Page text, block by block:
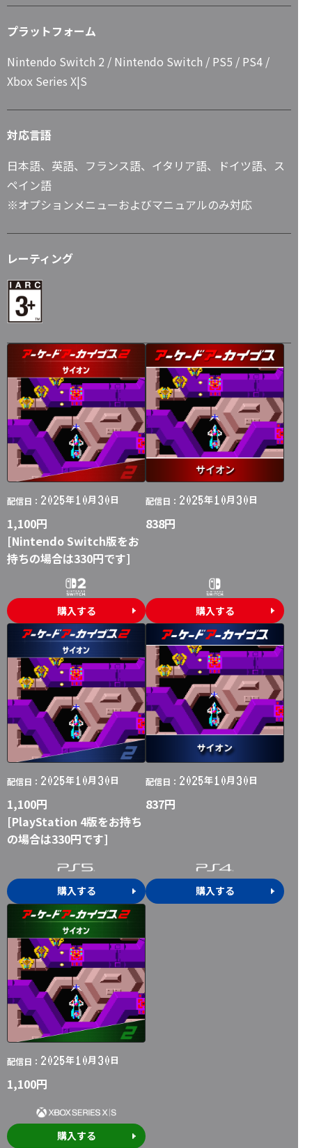
プラットフォーム
Nintendo Switch 2 / Nintendo Switch / PS5 / PS4 /
Xbox Series X|S
対応言語
日本語、英語、フランス語、イタリア語、ドイツ語、ス
ペイン語
※オプションメニューおよびマニュアルのみ対応
レーティング
配信日： 2025年10月 30日
1,100円
[Nintendo Switch版をお
持ちの場合は330円です]
購入する
配信日： 2025年10月 30日
838円
購入する
配信日： 2025年10月 30日
1,100円
[PlayStation 4版をお持ち
の場合は330円です]
購入する
配信日： 2025年10月 30日
837円
購入する
配信日： 2025年10月 30日
1,100円
購入する